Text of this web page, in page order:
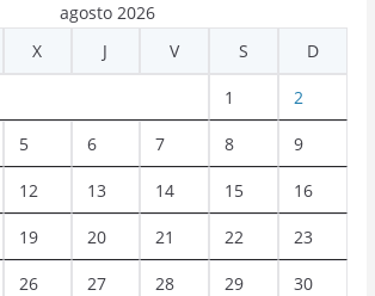
agosto 2026
X J V S D
1 2
5 6 7 8 9
12 13 14 15 16
19 20 21 22 23
26 27 28 29 30